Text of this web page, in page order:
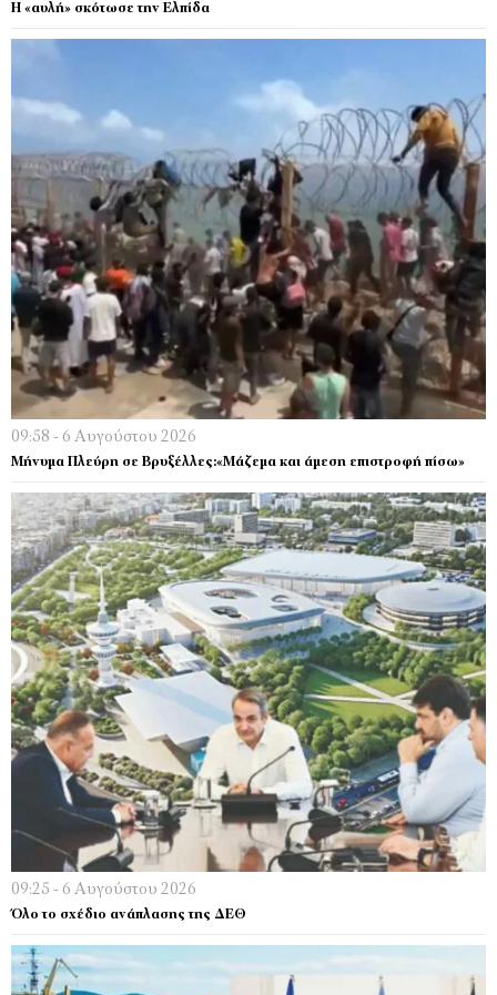
Η «αυλή» σκότωσε την Ελπίδα
09:58 - 6 Αυγούστου 2026
Μήνυμα Πλεύρη σε Βρυξέλλες:«Μάζεμα και άμεση επιστροφή πίσω»
09:25 - 6 Αυγούστου 2026
Όλο το σχέδιο ανάπλασης της ΔΕΘ